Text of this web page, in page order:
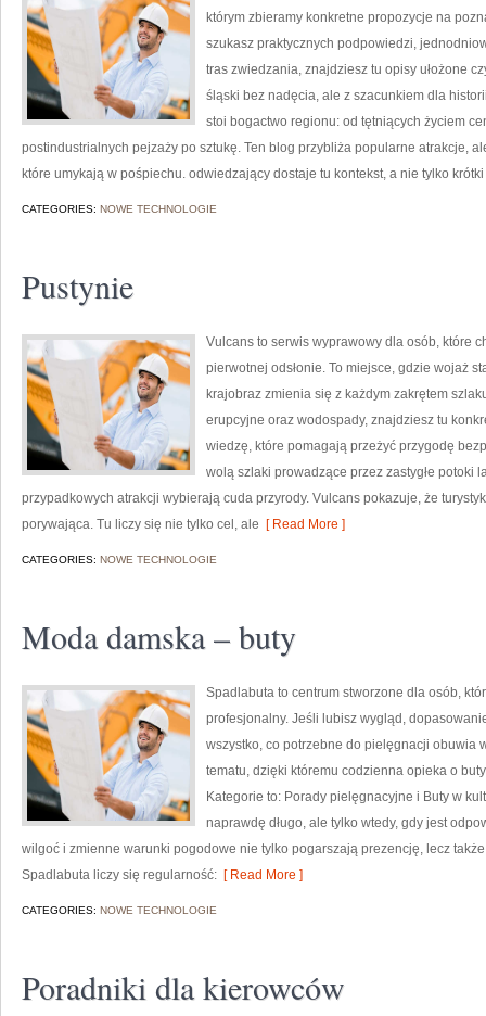
którym zbieramy konkretne propozycje na
szukasz praktycznych podpowiedzi,
tras zwiedzania, znajdziesz tu opisy ułożone
śląski bez nadęcia, ale z szacunkiem dla
stoi bogactwo regionu: od tętniących życiem
postindustrialnych pejzaży po sztukę. Ten blog przybliża popularne atrakcje,
które umykają w pośpiechu. odwiedzający dostaje tu kontekst, a nie tylko
CATEGORIES: NOWE TECHNOLOGIE
Pustynie
Vulcans to serwis wyprawowy dla osób, które
pierwotnej odsłonie. To miejsce, gdzie wojaż
krajobraz zmienia się z każdym zakrętem
erupcyjne oraz wodospady, znajdziesz tu
wiedzę, które pomagają przeżyć przygodę
wolą szlaki prowadzące przez zastygłe potoki
przypadkowych atrakcji wybierają cuda przyrody. Vulcans pokazuje, że
porywająca. Tu liczy się nie tylko cel, ale [ Read More ]
CATEGORIES: NOWE TECHNOLOGIE
Moda damska – buty
Spadlabuta to centrum stworzone dla osób,
profesjonalny. Jeśli lubisz wygląd,
wszystko, co potrzebne do pielęgnacji obuwia
tematu, dzięki któremu codzienna opieka o
Kategorie to: Porady pielęgnacyjne i Buty w
naprawdę długo, ale tylko wtedy, gdy jest
wilgoć i zmienne warunki pogodowe nie tylko pogarszają prezencję, lecz
Spadlabuta liczy się regularność: [ Read More ]
CATEGORIES: NOWE TECHNOLOGIE
Poradniki dla kierowców